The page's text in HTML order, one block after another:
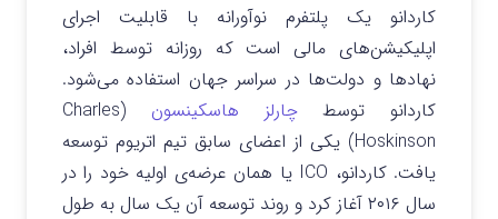
کاردانو یک پلتفرم نوآورانه با قابلیت اجرای
اپلیکیشن‌های مالی است که روزانه توسط افراد،
نهادها و دولت‌ها در سراسر جهان استفاده می‌شود.
کاردانو توسطچارلز هاسکینسون
(Charles
Hoskinson) یکی از اعضای سابق تیم اتریوم توسعه
یافت. کاردانو، ICO یا همان عرضه‌ی اولیه خود را در
سال ۲۰۱۶ آغاز کرد و روند توسعه آن یک سال به طول